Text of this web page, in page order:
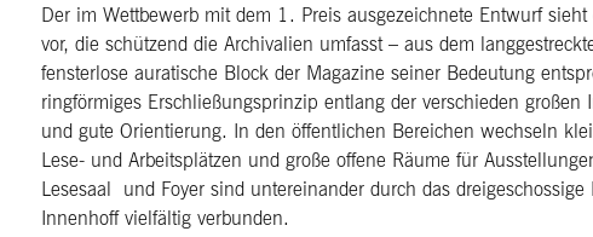
Der im Wettbewerb mit dem 1. Preis ausgezeichnete Entwurf
vor, die schützend die Archivalien umfasst – aus dem
fensterlose auratische Block der Magazine seiner Bedeutung
ringförmiges Erschließungsprinzip entlang der verschieden großen
und gute Orientierung. In den öffentlichen Bereichen wechseln
Lese- und Arbeitsplätzen und große offene Räume für
Lesesaal und Foyer sind untereinander durch das
Innenhoff vielfältig verbunden.